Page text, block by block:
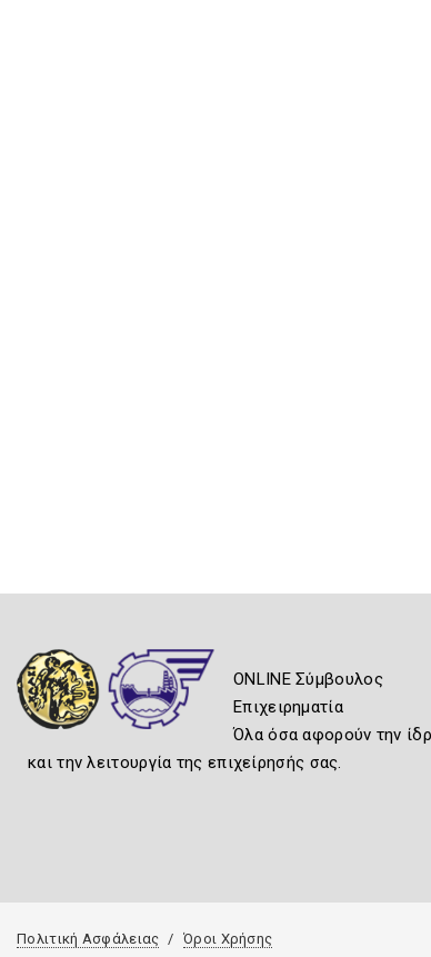
ONLINE Σύμβουλος
Επιχειρηματία
Όλα όσα αφορούν την
και την λειτουργία της επιχείρησής σας.
Πολιτική Ασφάλειας Όροι Χρήσης